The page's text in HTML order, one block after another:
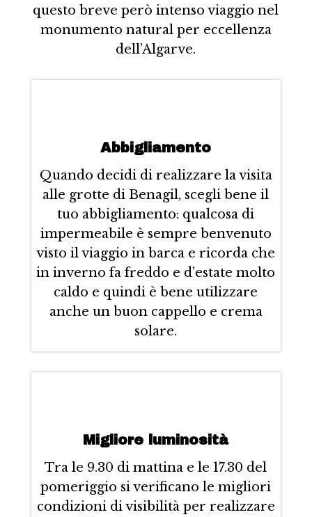
questo breve però intenso viaggio nel
monumento natural per eccellenza
dell’Algarve.
Abbigliamento
Quando decidi di realizzare la visita
alle grotte di Benagil, scegli bene il
tuo abbigliamento: qualcosa di
impermeabile è sempre benvenuto
visto il viaggio in barca e ricorda che
in inverno fa freddo e d’estate molto
caldo e quindi è bene utilizzare
anche un buon cappello e crema
solare.
Migliore luminosità
Tra le 9.30 di mattina e le 17.30 del
pomeriggio si verificano le migliori
condizioni di visibilità per realizzare